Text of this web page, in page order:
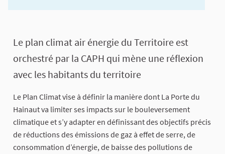
A propos de cette concertation
Le plan climat air énergie du Territoire est
orchestré par la CAPH qui mène une réflexion
avec les habitants du territoire
Le Plan Climat vise à définir la manière dont La Porte du
Hainaut va limiter ses impacts sur le bouleversement
climatique et s’y adapter en définissant des objectifs précis
de réductions des émissions de gaz à effet de serre, de
consommation d’énergie, de baisse des pollutions de